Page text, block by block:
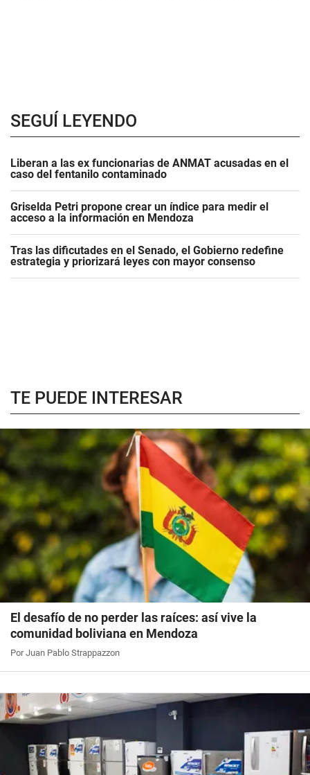
SEGUÍ LEYENDO
Liberan a las ex funcionarias de ANMAT acusadas en el
caso del fentanilo contaminado
Griselda Petri propone crear un índice para medir el
acceso a la información en Mendoza
Tras las dificutades en el Senado, el Gobierno redefine
estrategia y priorizará leyes con mayor consenso
TE PUEDE INTERESAR
El desafío de no perder las raíces: así vive la
comunidad boliviana en Mendoza
Por Juan Pablo Strappazzon